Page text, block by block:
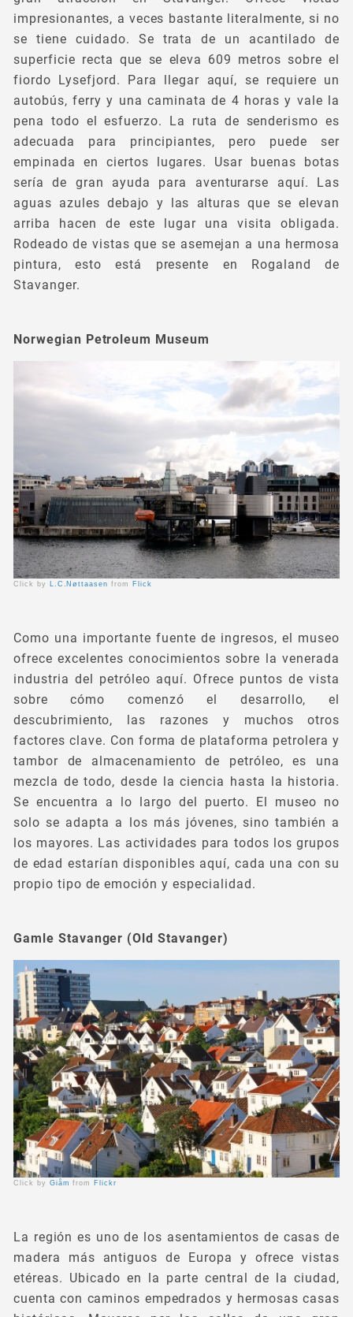
impresionantes, a veces bastante literalmente, si no
se tiene cuidado. Se trata de un acantilado de
superficie recta que se eleva 609 metros sobre el
fiordo Lysefjord. Para llegar aquí, se requiere un
autobús, ferry y una caminata de 4 horas y vale la
pena todo el esfuerzo. La ruta de senderismo es
adecuada para principiantes, pero puede ser
empinada en ciertos lugares. Usar buenas botas
sería de gran ayuda para aventurarse aquí. Las
aguas azules debajo y las alturas que se elevan
arriba hacen de este lugar una visita obligada.
Rodeado de vistas que se asemejan a una hermosa
pintura, esto está presente en Rogaland de
Stavanger.
Click by L.C.Nøttaasenfrom Flick
Norwegian Petroleum Museum
Como una importante fuente de ingresos, el museo
ofrece excelentes conocimientos sobre la venerada
industria del petróleo aquí. Ofrece puntos de vista
sobre cómo comenzó el desarrollo, el
descubrimiento, las razones y muchos otros
factores clave. Con forma de plataforma petrolera y
tambor de almacenamiento de petróleo, es una
mezcla de todo, desde la ciencia hasta la historia.
Se encuentra a lo largo del puerto. El museo no
solo se adapta a los más jóvenes, sino también a
los mayores. Las actividades para todos los grupos
de edad estarían disponibles aquí, cada una con su
propio tipo de emoción y especialidad.
Click by Giåm from Flickr
Gamle Stavanger (Old Stavanger)
La región es uno de los asentamientos de casas de
madera más antiguos de Europa y ofrece vistas
etéreas. Ubicado en la parte central de la ciudad,
cuenta con caminos empedrados y hermosas casas